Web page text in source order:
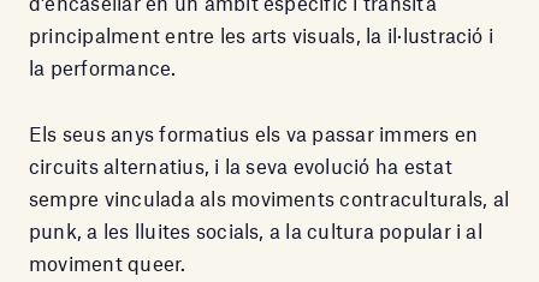
principalment entre les arts visuals, la il·lustració i
la performance.
Els seus anys formatius els va passar immers en
circuits alternatius, i la seva evolució ha estat
sempre vinculada als moviments contraculturals, al
punk, a les lluites socials, a la cultura popular i al
moviment queer.